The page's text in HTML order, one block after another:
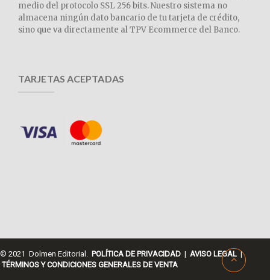
medio del protocolo SSL 256 bits. Nuestro sistema no
almacena ningún dato bancario de tu tarjeta de crédito,
sino que va directamente al TPV Ecommerce del Banco.
TARJETAS ACEPTADAS
© 2021 Dolmen Editorial. POLÍTICA DE PRIVACIDAD | AVISO LEGAL |
TÉRMINOS Y CONDICIONES GENERALES DE VENTA